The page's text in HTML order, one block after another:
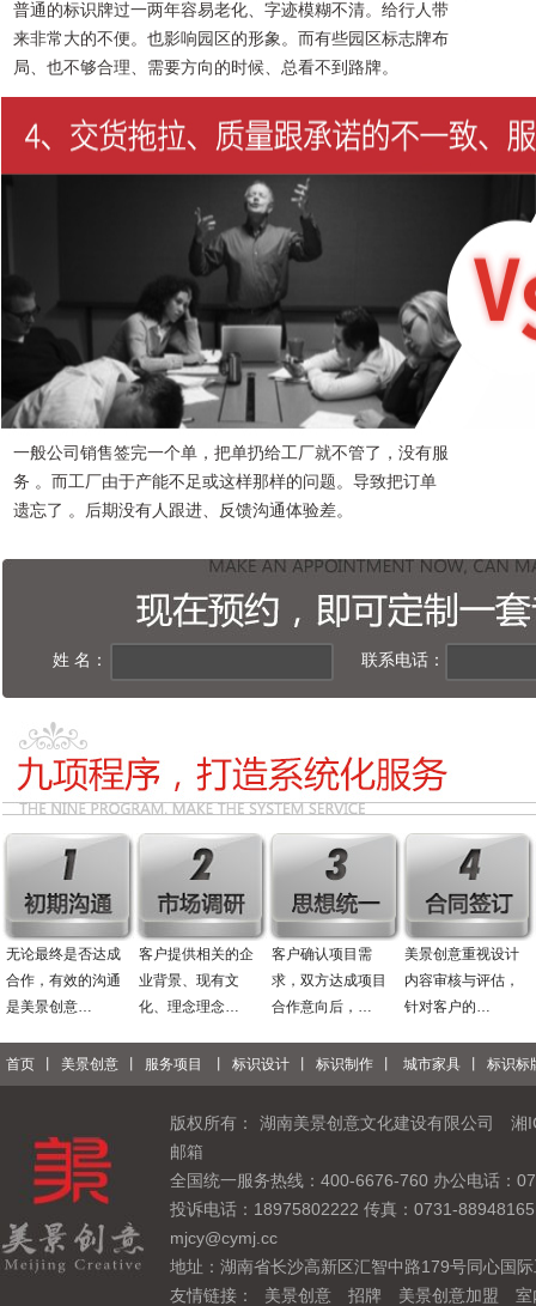
普通的标识牌过一两年容易老化、字迹模糊不清。给行人带
来非常大的不便。也影响园区的形象。而有些园区标志牌布
局、也不够合理、需要方向的时候、总看不到路牌。
一般公司销售签完一个单，把单扔给工厂就不管了，没有服
务 。而工厂由于产能不足或这样那样的问题。导致把订单
遗忘了 。后期没有人跟进、反馈沟通体验差。
姓 名： 联系电话：
无论最终是否达成
合作，有效的沟通
是美景创意…
客户提供相关的企
业背景、现有文
化、理念理念…
客户确认项目需
求，双方达成项目
合作意向后，…
美景创意重视设计
内容审核与评估，
针对客户的…
首页 美景创意 服务项目 标识设计 标识制作 城市家具 标识标
版权所有： 湖南美景创意文化建设有限公司
湘
邮箱
全国统一服务热线：400-6676-760 办公电话：
投诉电话：18975802222 传真：0731-
mjcy@cymj.cc
地址：湖南省长沙高新区汇智中路179号同心国
友情链接：
美景创意 招牌 美景创意加盟
室